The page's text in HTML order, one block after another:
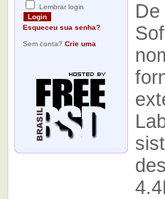
Lembrar login
Esqueceu sua senha?
Sem conta? Crie uma